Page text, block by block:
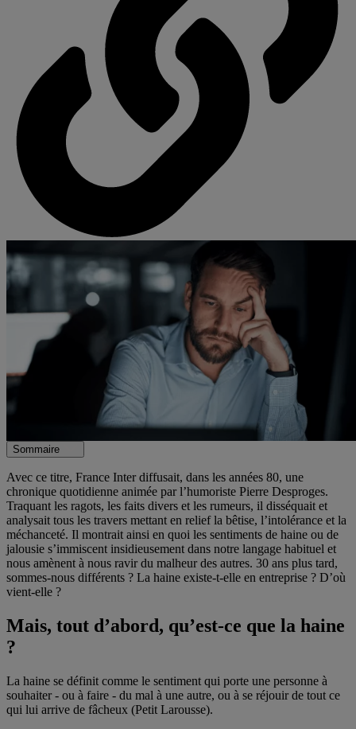
Sommaire
Avec ce titre, France Inter diffusait, dans les années 80, une
chronique quotidienne animée par l’humoriste Pierre Desproges.
Traquant les ragots, les faits divers et les rumeurs, il disséquait et
analysait tous les travers mettant en relief la bêtise, l’intolérance et la
méchanceté. Il montrait ainsi en quoi les sentiments de haine ou de
jalousie s’immiscent insidieusement dans notre langage habituel et
nous amènent à nous ravir du malheur des autres. 30 ans plus tard,
sommes-nous différents ? La haine existe-t-elle en entreprise ? D’où
vient-elle ?
Mais, tout d’abord, qu’est-ce que la haine
?
La haine se définit comme le sentiment qui porte une personne à
souhaiter - ou à faire - du mal à une autre, ou à se réjouir de tout ce
qui lui arrive de fâcheux (Petit Larousse).